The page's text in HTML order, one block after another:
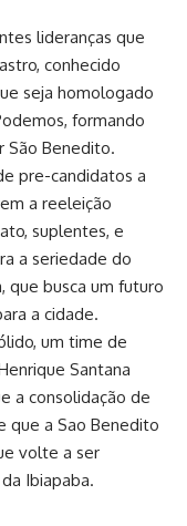
lideranças que
conhecido
seja homologado
formando
São Benedito.
pre-candidatos a
a reeleição
suplentes, e
a seriedade do
que busca um futuro
a cidade.
um time de
Santana
a consolidação de
que a Sao Benedito
volte a ser
Ibiapaba.